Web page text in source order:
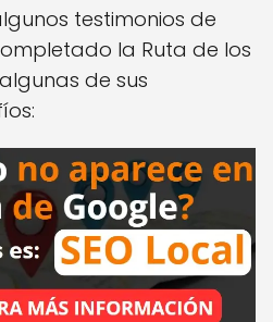
testimonios de
la Ruta de los
de sus